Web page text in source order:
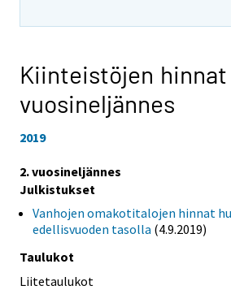
Kiinteistöjen hinnat
vuosineljännes
2019
2. vuosineljännes
Julkistukset
Vanhojen omakotitalojen hinnat
edellisvuoden tasolla (4.9.2019)
Taulukot
Liitetaulukot